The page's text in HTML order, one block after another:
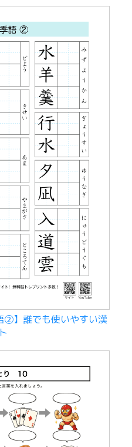
②】誰でも使いやすい漢